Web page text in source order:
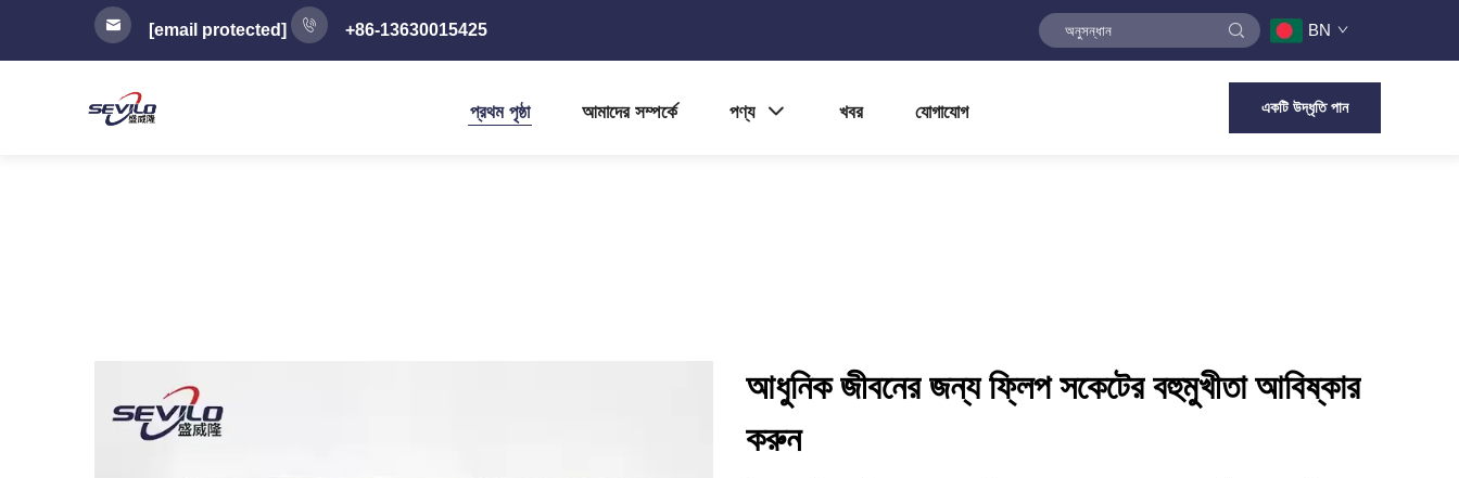
[email protected] +86-13630015425 BN
প্রথম পৃষ্ঠা আমাদের সম্পর্কে পণ্য খবর যোগাযোগ একটি উদ্ধৃতি পান
আধুনিক জীবনের জন্য ফ্লিপ সকেটের বহুমুখীতা আবিষ্কার
করুন